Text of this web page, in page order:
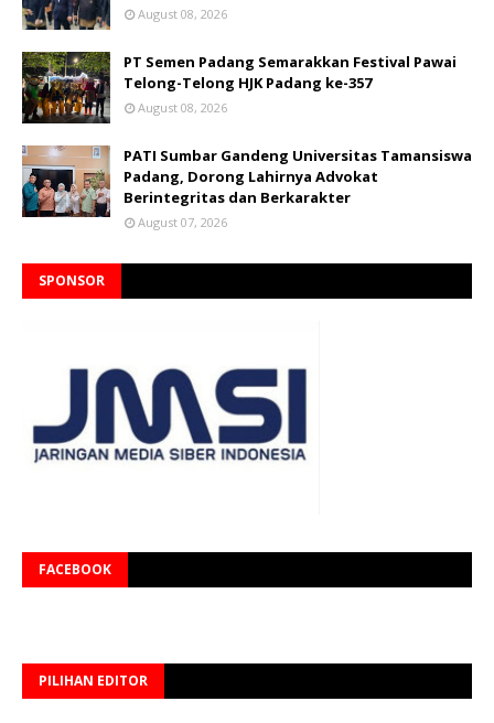
August 08, 2026
PT Semen Padang Semarakkan Festival Pawai
Telong-Telong HJK Padang ke-357
August 08, 2026
PATI Sumbar Gandeng Universitas Tamansiswa
Padang, Dorong Lahirnya Advokat
Berintegritas dan Berkarakter
August 07, 2026
SPONSOR
FACEBOOK
PILIHAN EDITOR